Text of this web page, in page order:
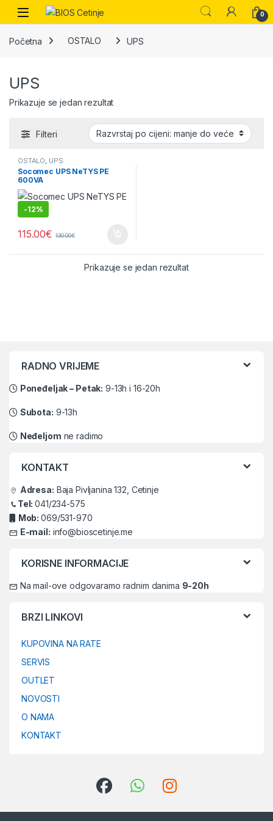
Skip to navigation
Skip to content
Open 0
Početna OSTALO UPS
UPS
Prikazuje se jedan rezultat
Filteri
OSTALO UPS
Socomec UPS NeTYS PE
600VA
-12%
115.00€ 130.00€
Prikazuje se jedan rezultat
RADNO VRIJEME
Poneđeljak – Petak: 9-13h i 16-20h
Subota: 9-13h
Neđeljom ne radimo
KONTAKT
Adresa: Baja Pivljanina 132, Cetinje
Tel:041/234-575
Mob:069/531-970
E-mail: info@bioscetinje.me
KORISNE INFORMACIJE
Na mail-ove odgovaramo radnim danima 9-20h
BRZI LINKOVI
KUPOVINA NA RATE
SERVIS
OUTLET
NOVOSTI
O NAMA
KONTAKT